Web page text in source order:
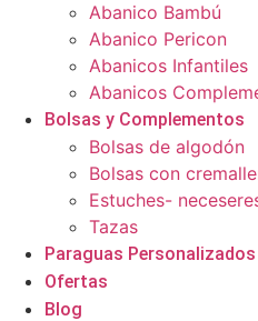
Abanico Bambú
Abanico Pericon
Abanicos Infantiles
Abanicos
Bolsas y Complementos
Bolsas de algodón
Bolsas con
Estuches-
Tazas
Paraguas Personalizados
Ofertas
Blog